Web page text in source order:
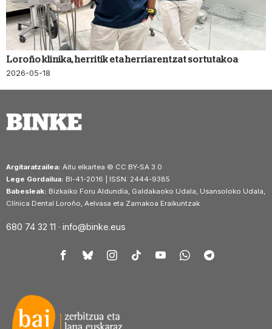
Loroño klinika, herritik eta herriarentzat sortutakoa
2026-05-18
Argitaratzailea: Aitu elkartea © CC BY-SA 3.0
Lege Gordailua: BI-41-2016 | ISSN: 2444-9385
Babesleak: Bizkaiko Foru Aldundia, Galdakaoko Udala, Usansoloko Udala,
Clínica Dental Loroño, Aelvasa eta Zamakoa Eraikuntzak
680 74 32 11 · info@binke.eus